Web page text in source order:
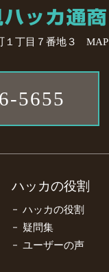
丁目７番地３ MAP
5655
ハッカの役割
ハッカの役割
疑問集
ユーザーの声